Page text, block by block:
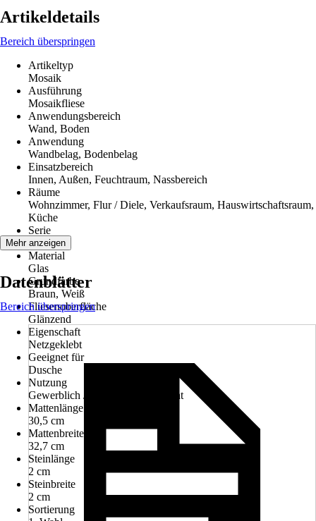
Artikeldetails
Bereich überspringen
Artikeltyp
Mosaik
Ausführung
Mosaikfliese
Anwendungsbereich
Wand, Boden
Anwendung
Wandbelag, Bodenbelag
Einsatzbereich
Innen, Außen, Feuchtraum, Nassbereich
Räume
Wohnzimmer, Flur / Diele, Verkaufsraum, Hauswirtschaftsraum,
Küche
Serie
-
Material
Glas
Grundfarbe
Braun, Weiß
Fliesenoberfläche
Glänzend
Eigenschaft
Netzgeklebt
Geeignet für
Dusche
Nutzung
Gewerblich / Objektbereich, Privat
Mattenlänge
30,5 cm
Mattenbreite
32,7 cm
Steinlänge
2 cm
Steinbreite
2 cm
Sortierung
Mehr anzeigen
Datenblätter
Bereich überspringen